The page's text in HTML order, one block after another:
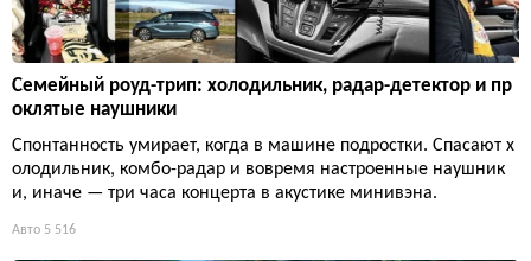
Семейный роуд-трип: холодильник, радар-детектор и пр
оклятые наушники
Спонтанность умирает, когда в машине подростки. Спасают х
олодильник, комбо-радар и вовремя настроенные наушник
и, иначе — три часа концерта в акустике минивэна.
Авто 5 516